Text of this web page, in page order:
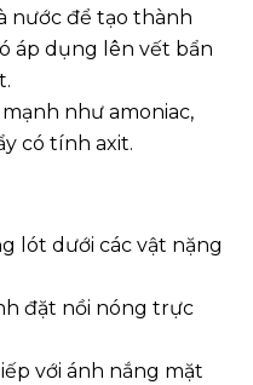
nước để tạo thành
áp dụng lên vết bẩn
như amoniac,
có tính axit.
lót dưới các vật nặng
đặt nồi nóng trực
với ánh nắng mặt